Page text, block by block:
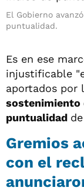
El Gobierno
puntualidad.
Es en ese
injustificable
aportados por
sostenimiento
puntualidad
Gremios
con el